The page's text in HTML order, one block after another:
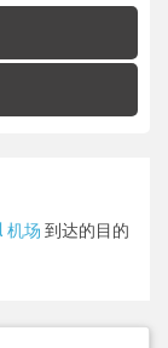
机场 到达的目的